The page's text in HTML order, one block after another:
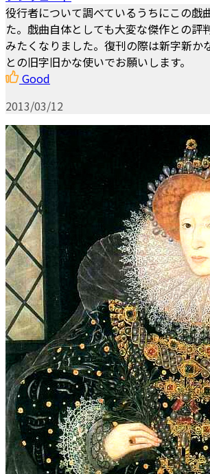
役行者について調べているうちにこの戯
た。戯曲自体としても大変な傑作との評
みたくなりました。復刊の際は新字新か
との旧字旧かな使いでお願いします。
Good
2013/03/12